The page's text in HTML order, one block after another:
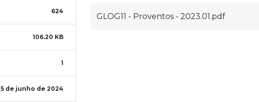
624
106.20 KB
1
5 de junho de 2024
GLOG11 - Proventos - 2023.01.pdf